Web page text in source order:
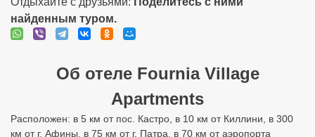
Араксос. Магазины, таверны, бары – в 5 км от отеля. Состоит
из 2-этажных корпусов. Всего 17 номеров. Пляж:
общественный песчано-галечный в 150 м от отеля (1
телефона: +30 2623095095. Адрес: Греция, Пелопоннес,
Кастро Киллини. Заселение с 15:00 Выезд до 11:00